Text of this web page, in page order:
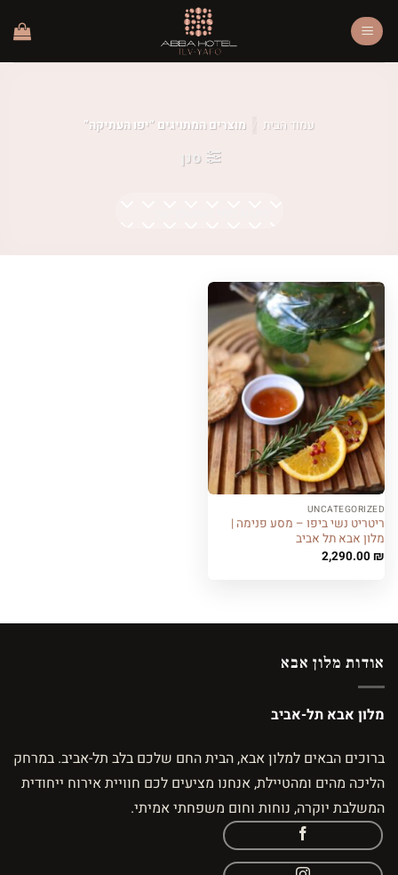
Skip
content
עמוד הבית מוצרים המתויגים “יפו העתיקה”
סנן
UNCATEGORIZED
ריטריט נשי ביפו – מסע פנימה |
מלון אבא תל אביב
2,290.00₪
אודות מלון אבא
מלון אבא תל-אביב
ברוכים הבאים למלון אבא, הבית החם שלכם בלב תל-אביב. במרחק
הליכה מהים ומהטיילת, אנחנו מציעים לכם חוויית אירוח ייחודית
המשלבת יוקרה, נוחות וחום משפחתי אמיתי.